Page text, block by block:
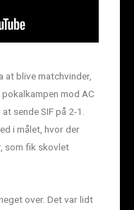
at blive matchvinder,
mod AC
sende SIF på 2-1.
i målet, hvor der
som fik skovlet
over. Det var lidt